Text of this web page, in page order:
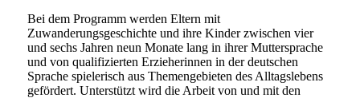
Bei dem Programm werden Eltern mit
Zuwanderungsgeschichte und ihre Kinder zwischen vier
und sechs Jahren neun Monate lang in ihrer Muttersprache
und von qualifizierten Erzieherinnen in der deutschen
Sprache spielerisch aus Themengebieten des Alltagslebens
gefördert. Unterstützt wird die Arbeit von und mit den